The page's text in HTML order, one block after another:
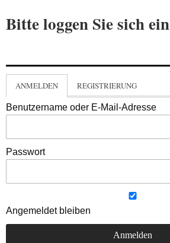
Bitte loggen Sie sich ein
ANMELDEN REGISTRIERUNG
Benutzername oder E-Mail-Adresse
Passwort
Angemeldet bleiben